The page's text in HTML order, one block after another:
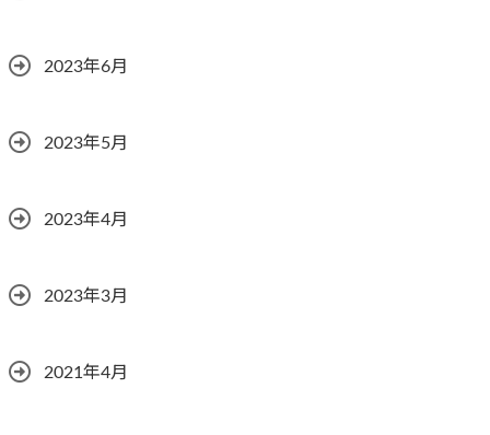
2023年6月
2023年5月
2023年4月
2023年3月
2021年4月